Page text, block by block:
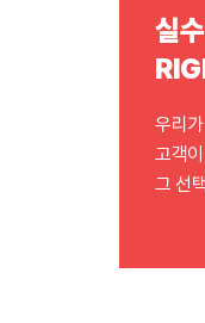
실
우리
고객
그 선